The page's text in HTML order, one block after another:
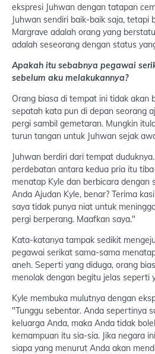
ekspresi Juhwan dengan tatapan
Juhwan sendiri baik-baik saja, tetapi
Margrave adalah orang yang
adalah seseorang dengan status
Apakah itu sebabnya pegawai
sebelum aku melakukannya?
Orang biasa di tempat ini tidak akan
sepatah kata pun di depan seorang
pergi sambil gemetaran. Mungkin
turun tangan untuk Juhwan sejak
Juhwan berdiri dari tempat
perdebatan antara kedua pria itu
menatap Kyle dan berbicara dengan
Anda Ajudan Kyle, benar? Terima
saya tidak punya niat untuk
pergi berperang. Maafkan saya."
Kata-katanya tampak sedikit
pegawai serikat sama-sama
aneh. Seperti yang diduga, orang
menolak dengan begitu jelas seperti
Kyle membuka mulutnya dengan
"Tunggu sebentar. Anda sepertinya
keluarga Anda, maka Anda tidak
kemampuan itu sia-sia. Jika negara
siapa yang menurut Anda akan